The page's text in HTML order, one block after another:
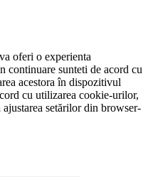
oferi o experienta
continuare sunteti de acord cu
acestora în dispozitivul
cu utilizarea cookie-urilor,
setărilor din browser-